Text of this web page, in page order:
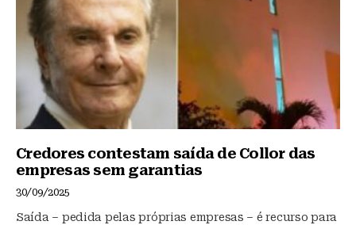
Credores contestam saída de Collor das
empresas sem garantias
30/09/2025
Saída – pedida pelas próprias empresas – é recurso para